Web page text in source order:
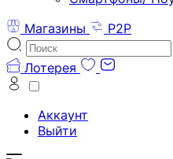
Магазины
P2P
Лотерея
Аккаунт
Выйти